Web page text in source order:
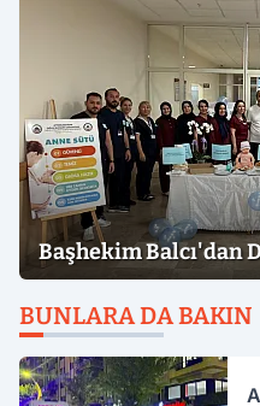
Başhekim Balcı'dan
BUNLARA DA BAKIN